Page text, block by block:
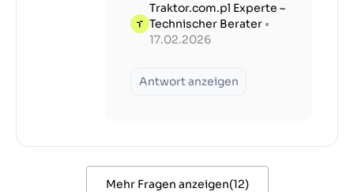
Traktor.com.pl Experte –
Technischer Berater •
17.02.2026
Antwort anzeigen
Mehr Fragen anzeigen(12)